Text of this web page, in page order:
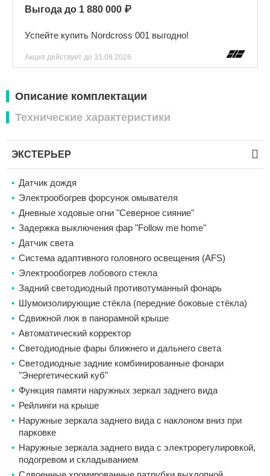
Выгода до 1 880 000 ₽
Успейте купить Nordcross 001 выгодно!
Акция действует до 31.08.2026
Описание комплектации
Технические характеристики
ЭКСТЕРЬЕР
Датчик дождя
Электрообогрев форсунок омывателя
Дневные ходовые огни "Северное сияние"
Задержка выключения фар "Follow me home"
Датчик света
Cистема адаптивного головного освещения (AFS)
Электрообогрев лобового стекла
Задний светодиодный противотуманный фонарь
Шумоизолирующие стёкла (передние боковые стёкла)
Сдвижной люк в панорамной крыше
Автоматический корректор
Светодиодные фары ближнего и дальнего света
Светодиодные задние комбинированные фонари
"Энергетический куб"
Функция памяти наружных зеркал заднего вида
Рейлинги на крыше
Наружные зеркала заднего вида с наклоном вниз при
парковке
Наружные зеркала заднего вида с электрорегулировкой,
подогревом и складыванием